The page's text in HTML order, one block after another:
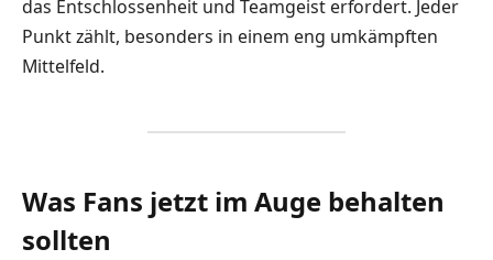
das Entschlossenheit und Teamgeist erfordert. Jeder
Punkt zählt, besonders in einem eng umkämpften
Mittelfeld.
Was Fans jetzt im Auge behalten
sollten